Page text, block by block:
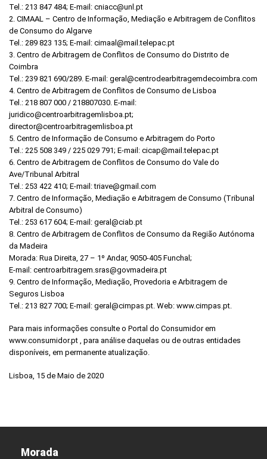
Tel.: 213 847 484; E-mail: cniacc@unl.pt
2. CIMAAL – Centro de Informação, Mediação e Arbitragem de Conflitos
de Consumo do Algarve
Tel.: 289 823 135; E-mail: cimaal@mail.telepac.pt
3. Centro de Arbitragem de Conflitos de Consumo do Distrito de
Coimbra
Tel.: 239 821 690/289. E-mail: geral@centrodearbitragemdecoimbra.com
4. Centro de Arbitragem de Conflitos de Consumo de Lisboa
Tel.: 218 807 000 / 218807030. E-mail:
juridico@centroarbitragemlisboa.pt;
director@centroarbitragemlisboa.pt
5. Centro de Informação de Consumo e Arbitragem do Porto
Tel.: 225 508 349 / 225 029 791; E-mail: cicap@mail.telepac.pt
6. Centro de Arbitragem de Conflitos de Consumo do Vale do
Ave/Tribunal Arbitral
Tel.: 253 422 410; E-mail: triave@gmail.com
7. Centro de Informação, Mediação e Arbitragem de Consumo (Tribunal
Arbitral de Consumo)
Tel.: 253 617 604; E-mail: geral@ciab.pt
8. Centro de Arbitragem de Conflitos de Consumo da Região Autónoma
da Madeira
Morada: Rua Direita, 27 – 1º Andar, 9050-405 Funchal;
E-mail: centroarbitragem.sras@govmadeira.pt
9. Centro de Informação, Mediação, Provedoria e Arbitragem de
Seguros Lisboa
Tel.: 213 827 700; E-mail: geral@cimpas.pt. Web: www.cimpas.pt.
Para mais informações consulte o Portal do Consumidor em
www.consumidor.pt , para análise daquelas ou de outras entidades
disponíveis, em permanente atualização.
Lisboa, 15 de Maio de 2020
Morada